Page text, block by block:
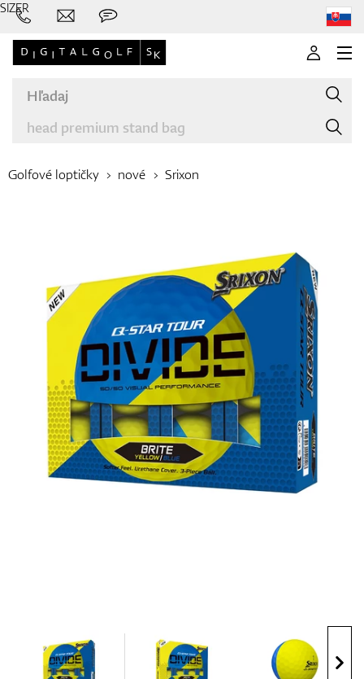
Palice
Oblečenie
Topánky
Bagy
Golfové loptičky nové Srixon
SIZER